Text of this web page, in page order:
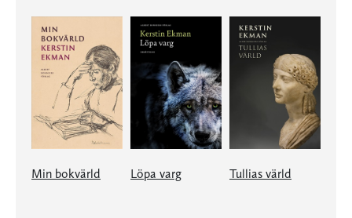
Min bokvärld Löpa varg Tullias värld